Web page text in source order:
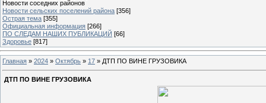
Новости соседних районов
Новости сельских поселений района [356]
Острая тема [355]
Официальная информация [266]
ПО СЛЕДАМ НАШИХ ПУБЛИКАЦИЙ [66]
Здоровье [817]
Главная » 2024 » Октябрь » 17 » ДТП ПО ВИНЕ ГРУЗОВИКА
ДТП ПО ВИНЕ ГРУЗОВИКА